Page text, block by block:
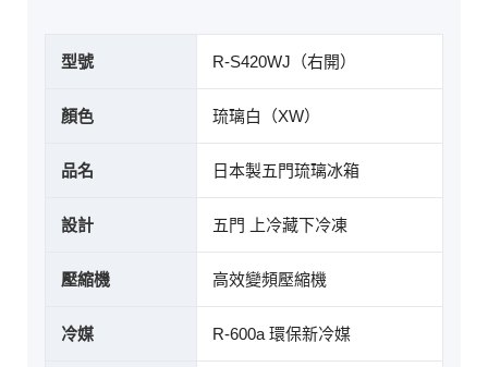
型號 R-S420WJ（右開）
顏色 琉璃白（XW）
品名 日本製五門琉璃冰箱
設計 五門 上冷藏下冷凍
壓縮機 高效變頻壓縮機
冷媒 R-600a 環保新冷媒